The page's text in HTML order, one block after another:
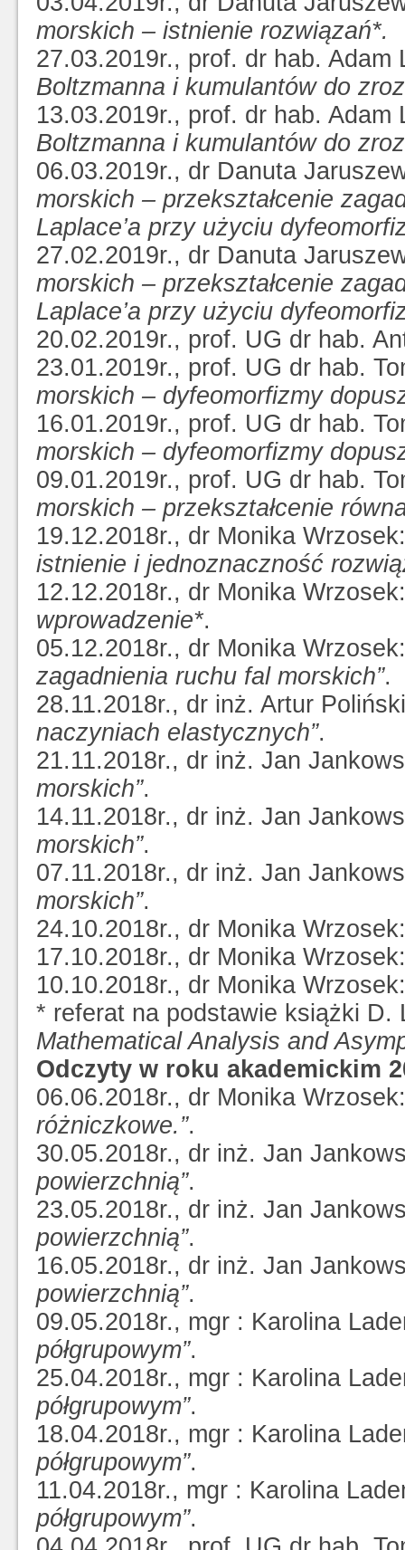
morskich – istnienie rozwiązań*.
27.03.2019r., prof. dr hab. Adam
Boltzmanna i kumulantów do
13.03.2019r., prof. dr hab. Adam
Boltzmanna i kumulantów do
06.03.2019r., dr Danuta
morskich – przekształcenie
Laplace’a przy użyciu
27.02.2019r., dr Danuta
morskich – przekształcenie
Laplace’a przy użyciu
20.02.2019r., prof. UG dr hab.
23.01.2019r., prof. UG dr hab.
morskich – dyfeomorfizmy
16.01.2019r., prof. UG dr hab.
morskich – dyfeomorfizmy
09.01.2019r., prof. UG dr hab.
morskich – przekształcenie
19.12.2018r., dr Monika
istnienie i jednoznaczność
12.12.2018r., dr Monika
wprowadzenie*.
05.12.2018r., dr Monika
zagadnienia ruchu fal morskich”.
28.11.2018r., dr inż. Artur
naczyniach elastycznych”.
21.11.2018r., dr inż. Jan
morskich”.
14.11.2018r., dr inż. Jan
morskich”.
07.11.2018r., dr inż. Jan
morskich”.
24.10.2018r., dr Monika
17.10.2018r., dr Monika
10.10.2018r., dr Monika
* referat na podstawie książki D.
Mathematical Analysis and
Odczyty w roku akademickim
06.06.2018r., dr Monika
różniczkowe.”.
30.05.2018r., dr inż. Jan
powierzchnią”.
23.05.2018r., dr inż. Jan
powierzchnią”.
16.05.2018r., dr inż. Jan
powierzchnią”.
09.05.2018r., mgr : Karolina
półgrupowym”.
25.04.2018r., mgr : Karolina
półgrupowym”.
18.04.2018r., mgr : Karolina
półgrupowym”.
11.04.2018r., mgr : Karolina
półgrupowym”.